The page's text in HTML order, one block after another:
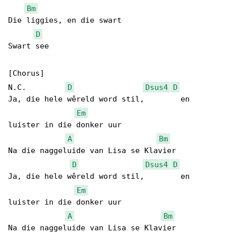
Bm
Die liggies, en die swart
D
Swart see
[Chorus]
N.C.
D Dsus4
D
Ja, die hele wêreld word stil,        en
Em
luister in die donker uur
A
Bm
Na die naggeluide van Lisa se Klavier
D
Dsus4
D
Ja, die hele wêreld word stil,        en
Em
luister in die donker uur
A
Bm
Na die naggeluide van Lisa se Klavier